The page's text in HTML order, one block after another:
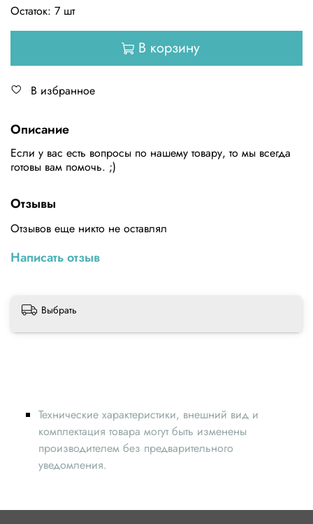
Остаток: 7 шт
В корзину
В избранное
Описание
Если у вас есть вопросы по нашему товару, то мы всегда
готовы вам помочь. ;)
Отзывы
Отзывов еще никто не оставлял
Написать отзыв
Выбрать
Технические характеристики, внешний вид и
комплектация товара могут быть изменены
производителем без предварительного
уведомления.